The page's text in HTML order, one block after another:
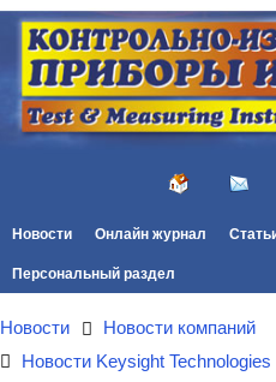
Новости Онлайн журнал
Персональный раздел
Новости
Новости компаний
Новости Keysight Technologies